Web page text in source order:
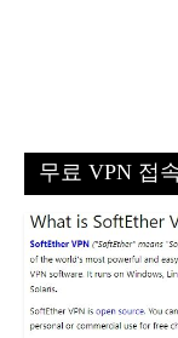
무료 VPN 접